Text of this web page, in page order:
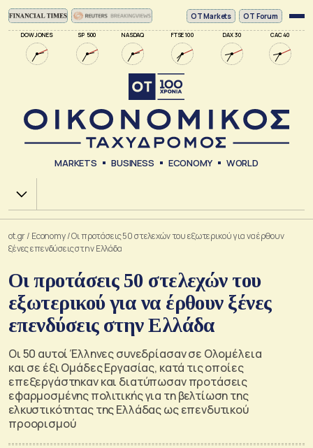
DOW JONES SP 500 NASDAQ FTSE 100 DAX 30 CAC 40
ΟΤ Markets OT Forum
MARKETS BUSINESS ECONOMY WORLD
Χ.Α.
ot.gr/ Economy/Οι προτάσεις 50 στελεχών του εξωτερικού για να έρθουν
ξένες επενδύσεις στην Ελλάδα
Οι προτάσεις 50 στελεχών του
εξωτερικού για να έρθουν ξένες
επενδύσεις στην Ελλάδα
Οι 50 αυτοί Έλληνες συνεδρίασαν σε Ολομέλεια
και σε έξι Ομάδες Εργασίας, κατά τις οποίες
επεξεργάστηκαν και διατύπωσαν προτάσεις
εφαρμοσμένης πολιτικής για τη βελτίωση της
ελκυστικότητας της Ελλάδας ως επενδυτικού
προορισμού